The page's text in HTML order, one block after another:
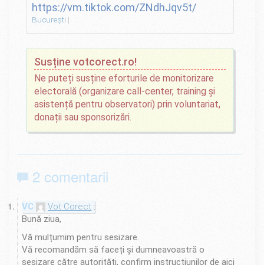
https://vm.tiktok.com/ZNdhJqv5t/
București
Susține votcorect.ro!
Ne puteți susține eforturile de monitorizare
electorală (organizare call-center, training și
asistență pentru observatori) prin voluntariat,
donații sau sponsorizări.
2 comentarii
Vot Corect
Bună ziua,
Vă mulțumim pentru sesizare.
Vă recomandăm să faceți și dumneavoastră o
sesizare către autorități, confirm instrucțiunilor de aici